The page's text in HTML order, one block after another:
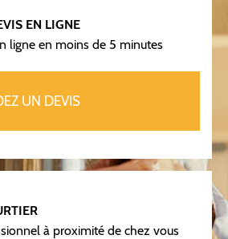
EN LIGNE
ligne en moins de 5 minutes
UN DEVIS
à proximité de chez vous